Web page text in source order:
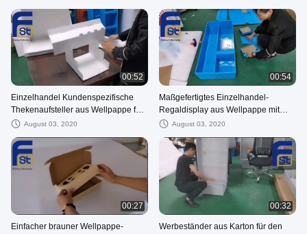
00:52
Einzelhandel Kundenspezifische
Thekenaufsteller aus Wellpappe für
KerzenAugust 03, 2020
00:54
Maßgefertigtes Einzelhandel-
Regaldisplay aus Wellpappe mit
HakenAugust 03, 2020
00:27
Einfacher brauner Wellpappe-
00:32
Werbeständer aus Karton für den